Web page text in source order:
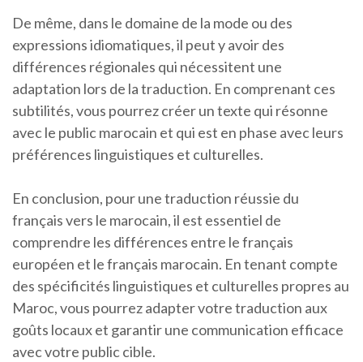
De même, dans le domaine de la mode ou des
expressions idiomatiques, il peut y avoir des
différences régionales qui nécessitent une
adaptation lors de la traduction. En comprenant ces
subtilités, vous pourrez créer un texte qui résonne
avec le public marocain et qui est en phase avec leurs
préférences linguistiques et culturelles.
En conclusion, pour une traduction réussie du
français vers le marocain, il est essentiel de
comprendre les différences entre le français
européen et le français marocain. En tenant compte
des spécificités linguistiques et culturelles propres au
Maroc, vous pourrez adapter votre traduction aux
goûts locaux et garantir une communication efficace
avec votre public cible.